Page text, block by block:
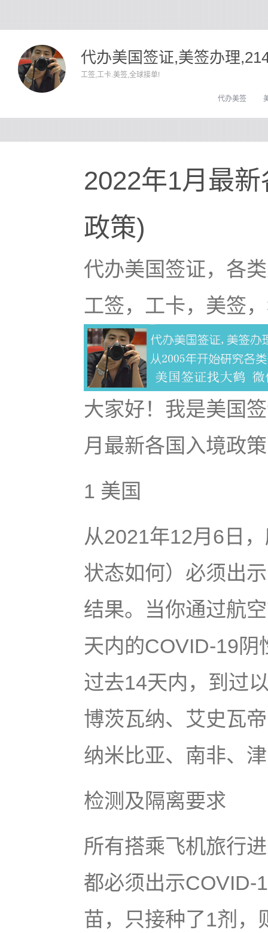
代办美国签证,美签办理
工签,工卡.美签,全球接单!
代办美签
2022年1月最
政策)
代办美国签证，各
工签，工卡，美签
大家好！我是美国
月最新各国入境政
1 美国
从2021年12月6日
状态如何）必须出
结果。当你通过航
天内的COVID-19
过去14天内，到过
博茨瓦纳、艾史瓦
纳米比亚、南非、
检测及隔离要求
所有搭乘飞机旅行
都必须出示COVID-
苗，只接种了1剂，